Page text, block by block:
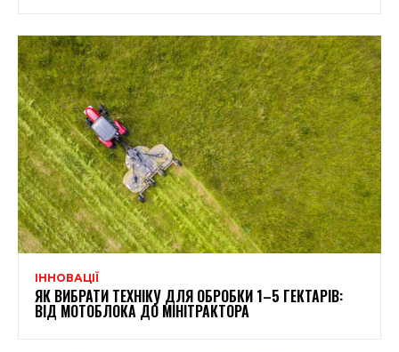
ІННОВАЦІЇ
ЯК ВИБРАТИ ТЕХНІКУ ДЛЯ ОБРОБКИ 1–5 ГЕКТАРІВ:
ВІД МОТОБЛОКА ДО МІНІТРАКТОРА